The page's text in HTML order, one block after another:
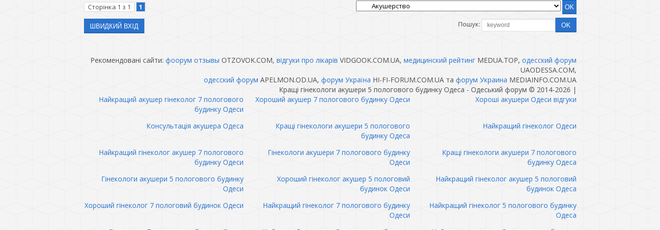
Сторінка 1 з 1
1
Пошук:
Рекомендовані сайти: фоорум отзывы OTZOVOK.COM, відгуки про лікарів VIDGOOK.COM.UA, медицинский рейтингMEDUA.TOP, одесский форум
UAODESSA.COM,
одесский форум APELMON.OD.UA, форум Україна HI-FI-FORUM.COM.UA та форум Украина MEDIAINFO.COM.UA
Кращі гінекологи акушери 5 пологового будинку Одеса - Одеський форум © 2014-2026 |
Найкращий акушер гінеколог 7 пологового
будинку Одеси
Хороший акушер 7 пологового будинку Одеси Хороші акушери Одеси відгуки
Консультація акушера Одеса
Кращі гінекологи акушери 5 пологового
будинку Одеса
Найкращий гінеколог Одеси
Найкращий гінеколог акушер 7 пологового
будинку Одеси
Гінекологи акушери 7 пологового будинку
Одеси
Кращі гінекологи акушери 7 пологового
будинку Одеса
Гінекологи акушери 5 пологового будинку
Одеси
Хороший гінеколог акушер 5 пологовий
будинок Одеси
Найкращий гінеколог акушер 5 пологовий
будинок Одеса
Хороший гінеколог 7 пологовий будинок Одеси
Найкращий гінеколог 7 пологового будинку
Одеси
Найкращий гінеколог 5 пологового будинку
Одеса